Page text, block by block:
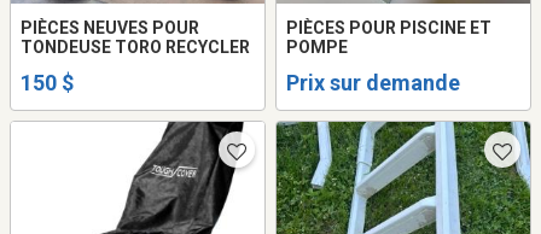
PIÈCES NEUVES POUR
TONDEUSE TORO RECYCLER
150 $
PIÈCES POUR PISCINE ET
POMPE
Prix sur demande